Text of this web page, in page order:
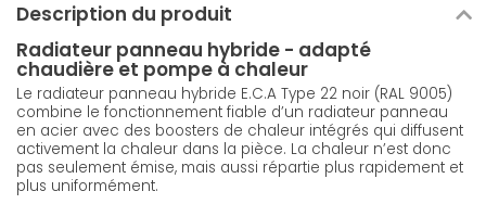
Description du produit
Radiateur panneau hybride - adapté
chaudière et pompe à chaleur
Le radiateur panneau hybride E.C.A Type 22 noir (RAL 9005)
combine le fonctionnement fiable d’un radiateur panneau
en acier avec des boosters de chaleur intégrés qui diffusent
activement la chaleur dans la pièce. La chaleur n’est donc
pas seulement émise, mais aussi répartie plus rapidement et
plus uniformément.